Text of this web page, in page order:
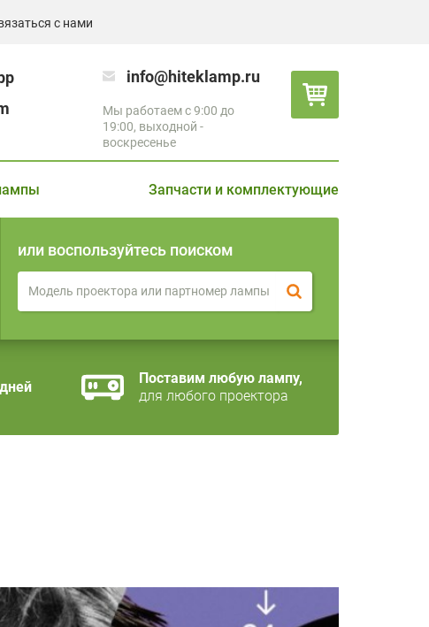
с нами
info@hiteklamp.ru
Мы работаем с 9:00 до
19:00, выходной -
воскресенье
Запчасти и комплектующие
или воспользуйтесь поиском
Поставим любую лампу,
для любого проектора